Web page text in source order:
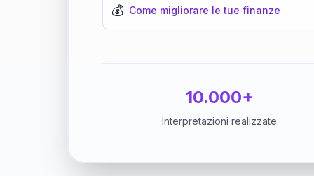
💰 Come migliorare le tue finanze
10.000+
Interpretazioni realizzate